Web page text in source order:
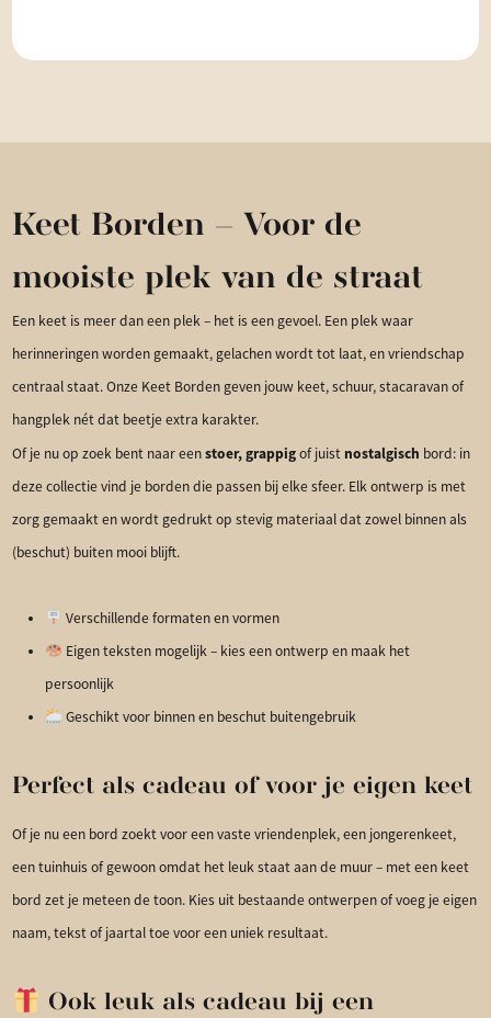
Keet Borden – Voor de
mooiste plek van de straat
Een keet is meer dan een plek – het is een gevoel. Een plek waar
herinneringen worden gemaakt, gelachen wordt tot laat, en vriendschap
centraal staat. Onze Keet Borden geven jouw keet, schuur, stacaravan of
hangplek nét dat beetje extra karakter.
Of je nu op zoek bent naar eenstoer, grappigof juistnostalgisch bord: in
deze collectie vind je borden die passen bij elke sfeer. Elk ontwerp is met
zorg gemaakt en wordt gedrukt op stevig materiaal dat zowel binnen als
(beschut) buiten mooi blijft.
Verschillende formaten en vormen
Eigen teksten mogelijk – kies een ontwerp en maak het
persoonlijk
Geschikt voor binnen en beschut buitengebruik
Perfect als cadeau of voor je eigen keet
Of je nu een bord zoekt voor een vaste vriendenplek, een jongerenkeet,
een tuinhuis of gewoon omdat het leuk staat aan de muur – met een keet
bord zet je meteen de toon. Kies uit bestaande ontwerpen of voeg je eigen
naam, tekst of jaartal toe voor een uniek resultaat.
Ook leuk als cadeau bij een